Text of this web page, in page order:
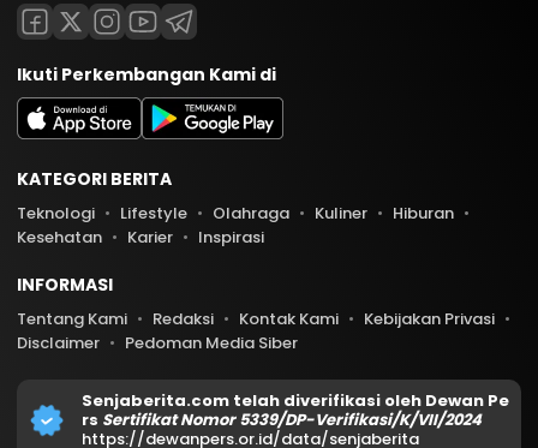
Ikuti Perkembangan Kami di
KATEGORI BERITA
Teknologi Lifestyle Olahraga Kuliner
Hiburan
Kesehatan
Karier Inspirasi
INFORMASI
Tentang Kami Redaksi Kontak Kami
Kebijakan Privasi
Disclaimer
Pedoman Media Siber
Senjaberita.com telah diverifikasi oleh Dewan Pe
rs Sertifikat Nomor 5339/DP-Verifikasi/K/VII/2024
https://dewanpers.or.id/data/senjaberita